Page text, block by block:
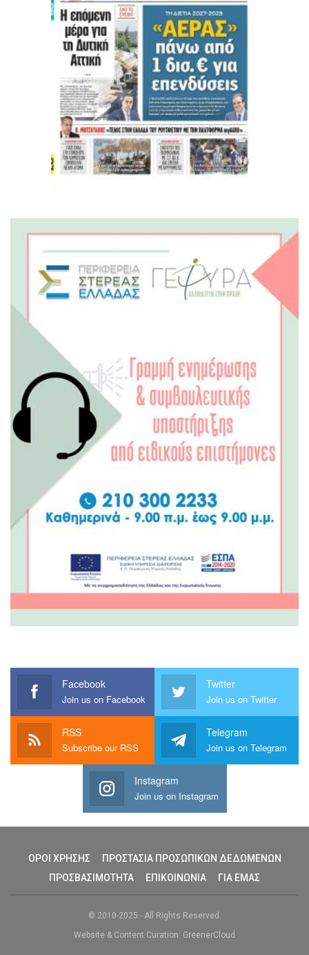
Facebook
Join us on Facebook
Twitter
Join us on Twitter
RSS
Subscribe our RSS
Telegram
Join us on Telegram
Instagram
Join us on Instagram
ΟΡΟΙ ΧΡΗΣΗΣ
ΠΡΟΣΤΑΣΙΑ ΠΡΟΣΩΠΙΚΩΝ ΔΕΔΩΜΕΝΩΝ
ΠΡΟΣΒΑΣΙΜΟΤΗΤΑ
ΕΠΙΚΟΙΝΩΝΙΑ ΓΙΑ ΕΜΑΣ
© 2010-2025 - All Rights Reserved.
Website & Content Curation: GreenerCloud